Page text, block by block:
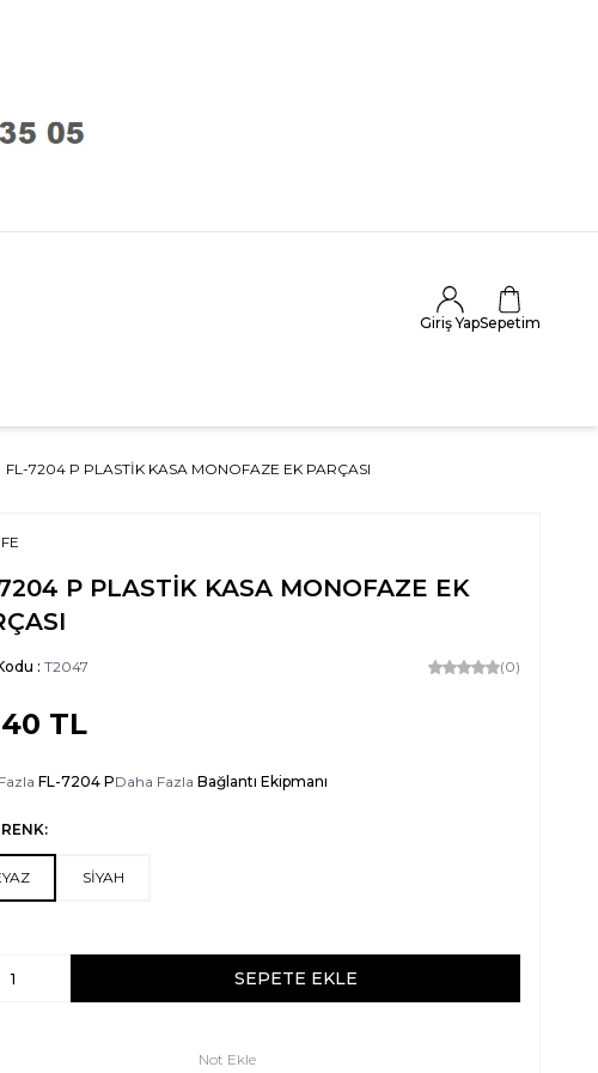
Giriş YapSepetim
FL-7204 P PLASTİK KASA MONOFAZE EK PARÇASI
P PLASTİK KASA MONOFAZE EK
: T2047 (0)
TL
FL-7204 PDaha Fazla Bağlantı Ekipmanı
SİYAH
SEPETE EKLE
Not Ekle